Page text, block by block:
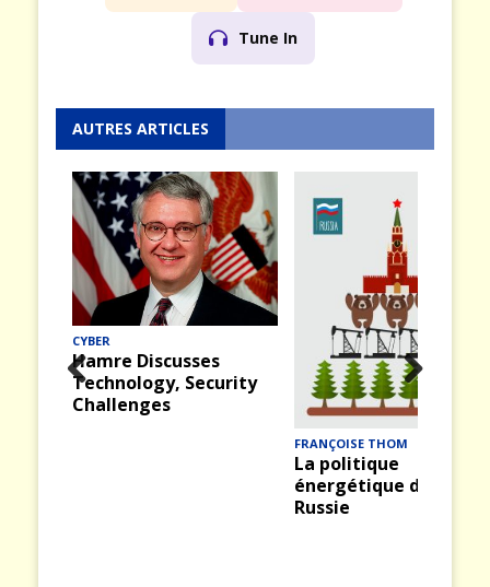
Tune In
AUTRES ARTICLES
CYBER
Hamre Discusses
Technology, Security
Challenges
FRANÇOISE THOM
La politique
énergétique de la
Russie
Prev
Nex